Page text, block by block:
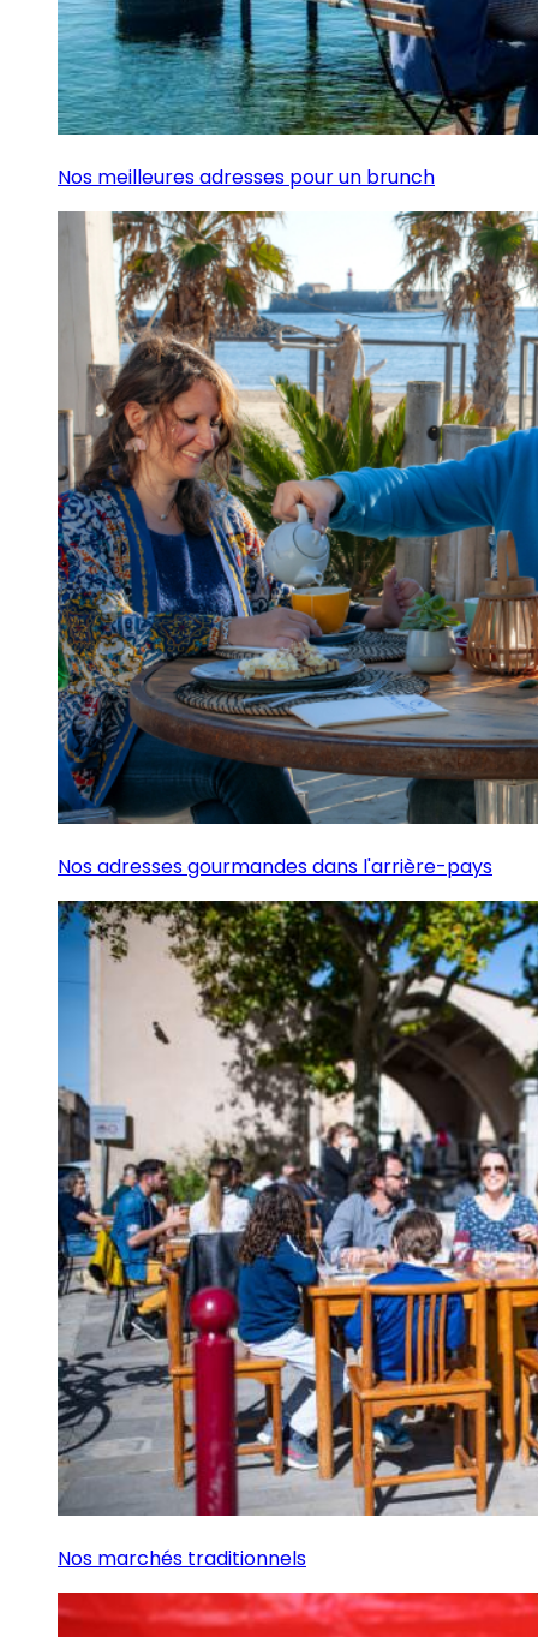
Nos meilleures adresses pour un brunch
Nos adresses gourmandes dans l'arrière-pays
Nos marchés traditionnels